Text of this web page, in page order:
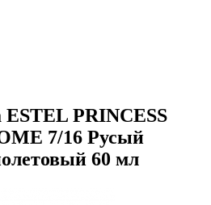
PRINCESS
7/16 Русый
60 мл